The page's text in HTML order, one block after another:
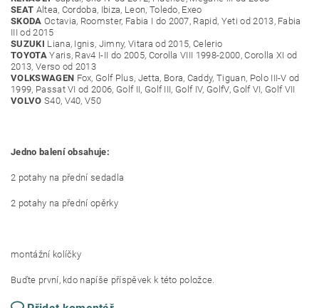
SEAT Altea, Cordoba, Ibiza, Leon, Toledo, Exeo
SKODA Octavia, Roomster, Fabia I do 2007, Rapid, Yeti od 2013, Fabia
III od 2015
SUZUKI Liana, Ignis, Jimny, Vitara od 2015, Celerio
TOYOTAYaris, Rav4 I-II do 2005, Corolla VIII 1998-2000, Corolla XI od
2013, Verso od 2013
VOLKSWAGEN Fox, Golf Plus, Jetta, Bora, Caddy, Tiguan, Polo III-V od
1999, Passat VI od 2006, Golf II, Golf III, Golf IV, GolfV, Golf VI, Golf VII
VOLVO S40, V40, V50
Jedno balení obsahuje:
2 potahy na přední sedadla
2 potahy na přední opěrky
montážní kolíčky
Buďte první, kdo napíše příspěvek k této položce.